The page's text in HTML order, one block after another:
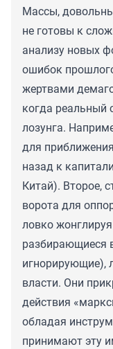
Массы,
не готовы к
анализу новых
ошибок
жертвами
когда реальный
лозунга.
для
назад к
Китай). Второе,
ворота для
ловко
разбирающиеся
игнорирующие),
власти. Они
действия
обладая
принимают эту